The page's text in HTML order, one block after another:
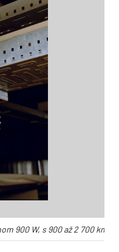
900 W, s 900 až 2 700